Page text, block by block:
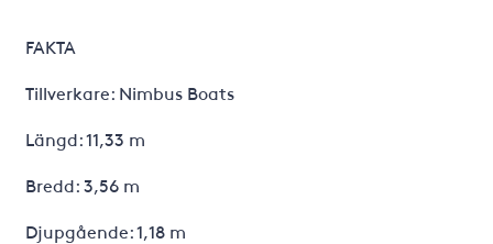
FAKTA
Tillverkare: Nimbus Boats
Längd: 11,33 m
Bredd: 3,56 m
Djupgående: 1,18 m